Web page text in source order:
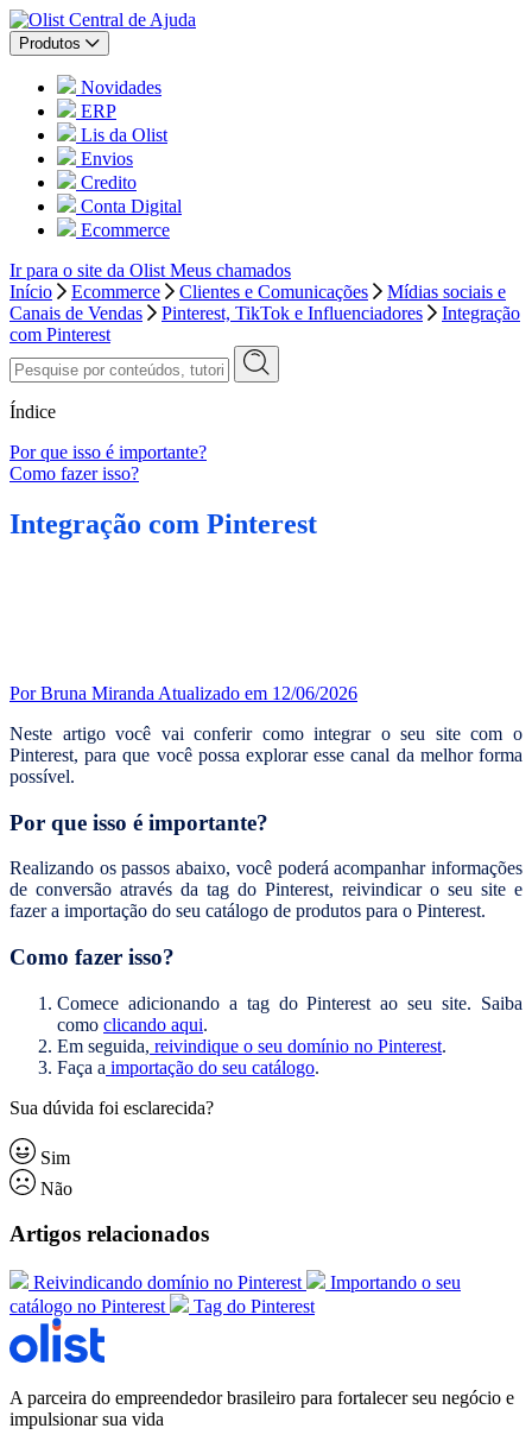
Central de Ajuda
Produtos
Novidades
ERP
Lis da Olist
Envios
Credito
Conta Digital
Ecommerce
Ir para o site da Olist Meus chamados
Início
Ecommerce Clientes e Comunicações
Mídias sociais e
Canais de Vendas
Pinterest, TikTok e Influenciadores
Integração
com Pinterest
Índice
Por que isso é importante?
Como fazer isso?
Integração com Pinterest
Por Bruna Miranda Atualizado em 12/06/2026
Neste artigo você vai conferir como integrar o seu site com o
Pinterest, para que você possa explorar esse canal da melhor forma
possível.
Por que isso é importante?
Realizando os passos abaixo, você poderá acompanhar informações
de conversão através da tag do Pinterest, reivindicar o seu site e
fazer a importação do seu catálogo de produtos para o Pinterest.
Como fazer isso?
Comece adicionando a tag do Pinterest ao seu site. Saiba
como clicando aqui.
Em seguida, reivindique o seu domínio no Pinterest.
Faça a importação do seu catálogo.
Sua dúvida foi esclarecida?
Sim
Não
Artigos relacionados
Reivindicando domínio no Pinterest
Importando o seu
catálogo no Pinterest
Tag do Pinterest
A parceira do empreendedor brasileiro para fortalecer seu negócio e
impulsionar sua vida